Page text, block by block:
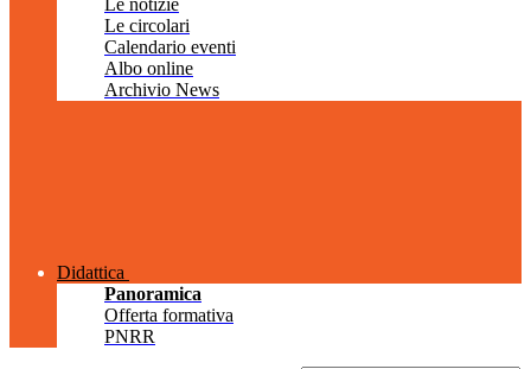
Le notizie
Le circolari
Calendario eventi
Albo online
Archivio News
Didattica
Panoramica
Offerta formativa
PNRR